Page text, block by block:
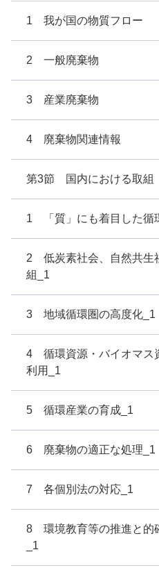
1 我が国の物質フロー
2 一般廃棄物
3 産業廃棄物
4 廃棄物関連情報
第3節 国内における取組
1 「質」にも着目した循
2 低炭素社会、自然共生
組_1
3 地域循環圏の高度化_1
4 循環資源・バイオマス
利用_1
5 循環産業の育成_1
6 廃棄物の適正な処理_1
7 各個別法の対応_1
8 環境教育等の推進と的
_1